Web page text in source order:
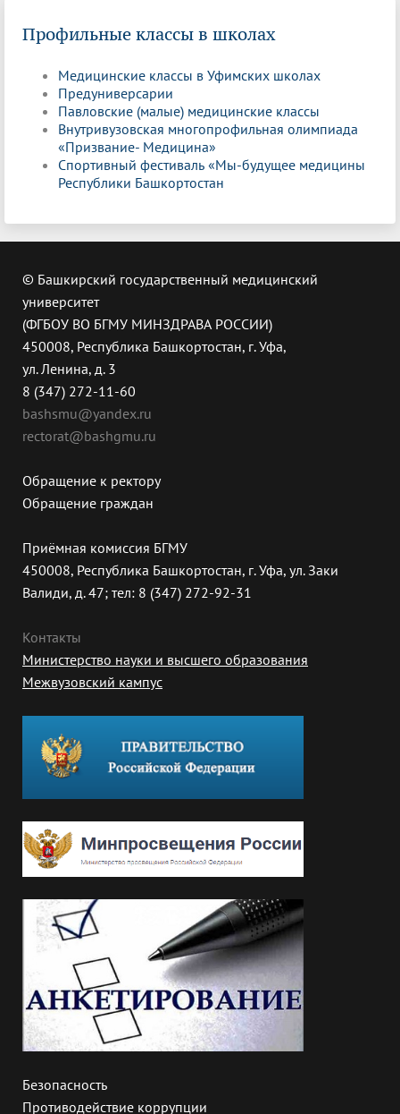
Профильные классы в школах
Медицинские классы в Уфимских школах
Предуниверсарии
Павловские (малые) медицинские классы
Внутривузовская многопрофильная олимпиада
«Призвание- Медицина»
Спортивный фестиваль «Мы-будущее медицины
Республики Башкортостан
© Башкирский государственный медицинский
университет
(ФГБОУ ВО БГМУ МИНЗДРАВА РОССИИ)
450008, Республика Башкортостан, г. Уфа,
ул. Ленина, д. 3
8 (347) 272-11-60
bashsmu@yandex.ru
rectorat@bashgmu.ru
Обращение к ректору
Обращение граждан
Приёмная комиссия БГМУ
450008, Республика Башкортостан, г. Уфа, ул. Заки
Валиди, д. 47; тел: 8 (347) 272-92-31
Контакты
Министерство науки и высшего образования
Межвузовский кампус
Безопасность
Противодействие коррупции